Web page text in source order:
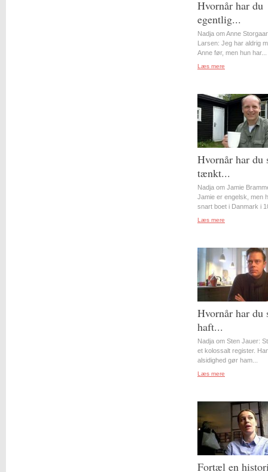
Hvornår har du
egentlig...
Nadja om Anne
Larsen: Jeg har aldrig
Anne før, men hun har...
Læs mere
Hvornår har du
tænkt...
Nadja om Jamie
Jamie er engelsk, men
snart boet i Danmark i
Læs mere
Hvornår har du
haft...
Nadja om Sten Jauer:
et kolossalt register.
alsidighed gør ham...
Læs mere
Fortæl en